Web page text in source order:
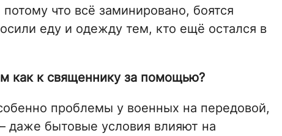
что всё заминировано, боятся
еду и одежду тем, кто ещё остался в
как к священнику за помощью?
проблемы у военных на передовой,
даже бытовые условия влияют на